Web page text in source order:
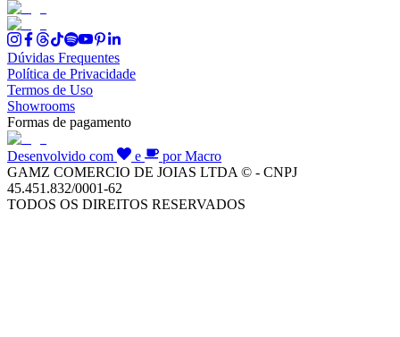
Dúvidas Frequentes
Política de Privacidade
Termos de Uso
Showrooms
Formas de pagamento
Desenvolvido com e
por Macro
GAMZ COMERCIO DE JOIAS LTDA © - CNPJ
45.451.832/0001-62
TODOS OS DIREITOS RESERVADOS